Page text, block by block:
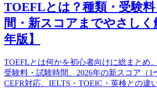
TOEFLとは？種類・受験
間・新スコアまでやさしく
年版】
TOEFLとは何かを初心者向けに総まとめ
受験料・試験時間、2026年の新スコア（1
CEFR対応、IELTS・TOEIC・英検との違